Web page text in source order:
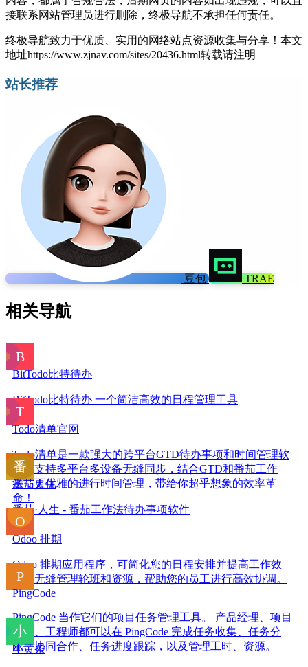
接联系网站管理员进行删除，终极导航不承担任何责任。
终极导航致力于优质、实用的网络站点资源收集与分享！ 本文
地址https://www.zjnav.com/sites/20436.html转载请注明
站长推荐
豆包 TRAE
相关导航
BitTodo比特待办
BitTodo比特待办 一个简洁高效的日程管理工具
Todo清单官网
Todo清单是一款强大的跨平台GTD待办事项和时间管理软
件。支持多平台多设备无缝同步，结合GTD和番茄工作
法，更优雅的进行时间管理，带给你超乎想象的效率革
命！
番茄人生
番茄·人生 - 番茄工作法待办事项软件
Odoo 排期
Odoo 排期应用程序，可简化您的日程安排并提高工作效
率。无缝管理轮班和资源，帮助您的员工进行高效协调。
PingCode
PingCode 当作它们的项目任务管理工具。 产品经理、项目
经理、工程师都可以在 PingCode 完成任务收集、任务分
配、协同合作、任务进度跟踪，以及管理工时、资源。
小黄条